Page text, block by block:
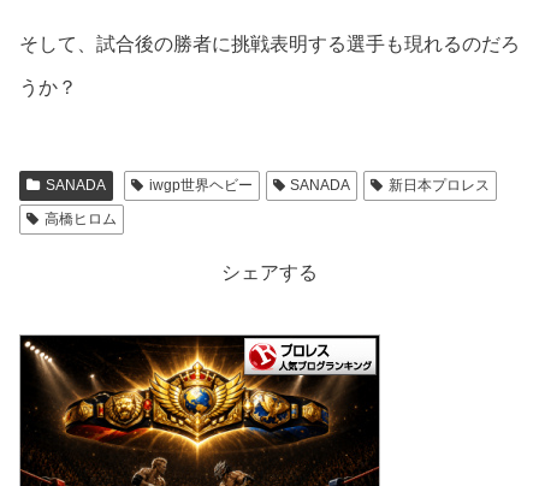
そして、試合後の勝者に挑戦表明する選手も現れるのだろ
うか？
SANADA iwgp世界ヘビー SANADA
新日本プロレス
高橋ヒロム
シェアする